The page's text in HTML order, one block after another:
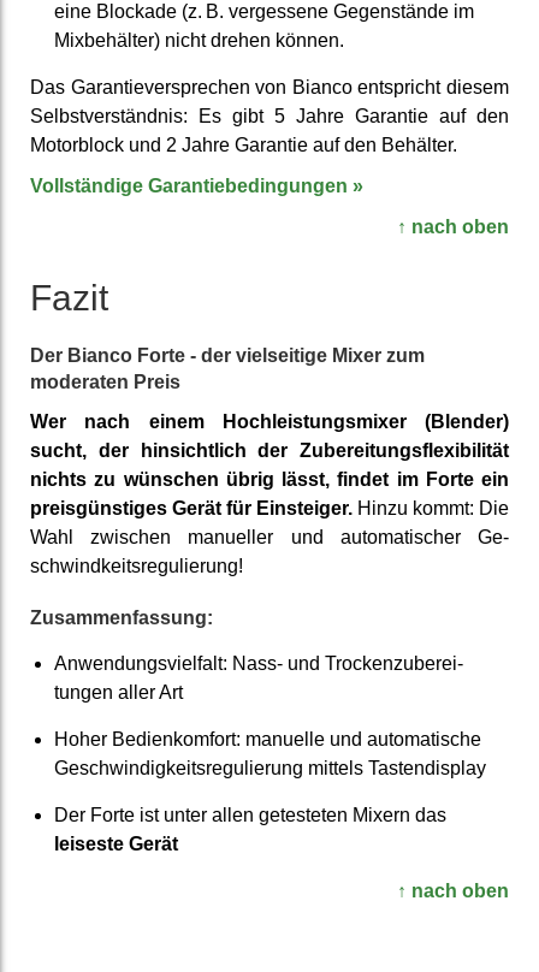
eine Blockade (z. B. ver­gessene Gegen­stände im
Mix­behälter) nicht drehen können.
Das Garantie­ver­sprechen von Bianco entspricht diesem
Selbst­verständnis: Es gibt 5 Jahre Garantie auf den
Motor­block und 2 Jahre Garantie auf den Behälter.
Voll­ständige Garantie­bedingungen »
↑ nach oben
Fazit
Der Bianco Forte - der viel­seitige Mixer zum
moderaten Preis
Wer nach einem Hoch­leistungs­mixer (Blender)
sucht, der hin­sicht­lich der Zu­berei­tungs­flexi­bilität
nichts zu wünschen übrig lässt, findet im Forte ein
preis­günstiges Gerät für Ein­steiger. Hinzu kommt: Die
Wahl zwischen manueller und auto­matischer Ge­
schwind­keits­regu­lierung!
Zusammen­fassung:
Anwendungs­viel­falt: Nass- und Trocken­zuberei­
tungen aller Art
Hoher Bedien­komfort: manuelle und auto­matische
Ge­schwindig­keits­regu­lierung mittels Tasten­display
Der Forte ist unter allen ge­teste­ten Mixern das
leiseste Gerät
↑ nach oben